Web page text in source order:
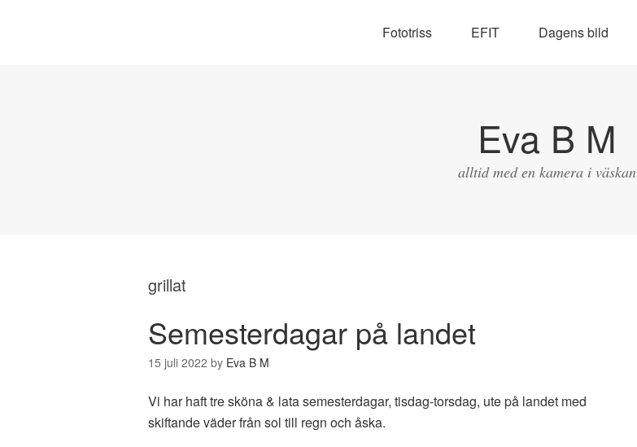
Fototriss EFIT Dagens bild
Eva B M
alltid med en kamera i väskan
grillat
Semesterdagar på landet
15 juli 2022 by Eva B M
Vi har haft tre sköna & lata semesterdagar, tisdag-torsdag, ute på landet med
skiftande väder från sol till regn och åska.